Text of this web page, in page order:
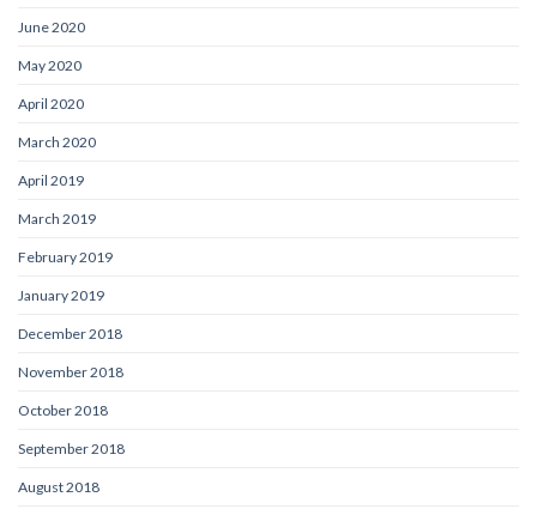
June 2020
May 2020
April 2020
March 2020
April 2019
March 2019
February 2019
January 2019
December 2018
November 2018
October 2018
September 2018
August 2018